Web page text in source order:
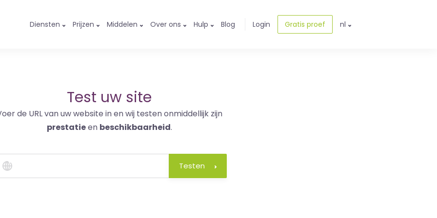
Diensten Prijzen Middelen Over ons Hulp Blog Login Gratis proef nl
Test uw site
de URL van uw website in en wij testen onmiddellijk zijn
prestatieen beschikbaarheid.
Testen